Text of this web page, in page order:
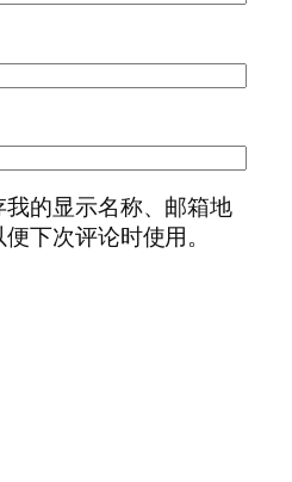
的显示名称、邮箱地
下次评论时使用。